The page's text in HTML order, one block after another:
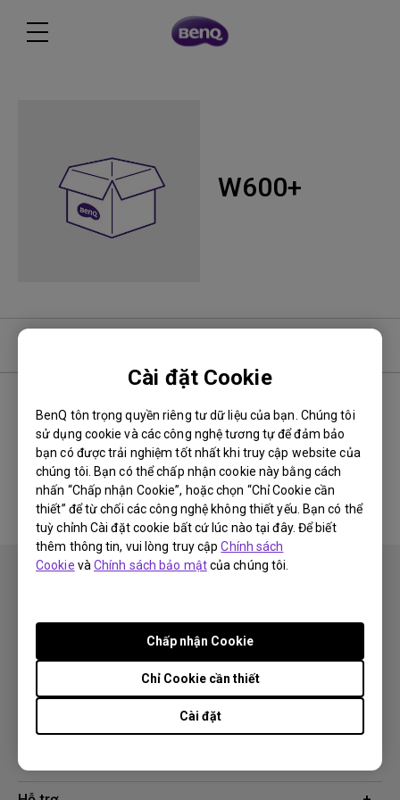
Cài đặt Cookie
BenQ tôn trọng quyền riêng tư dữ liệu của bạn. Chúng tôi
sử dụng cookie và các công nghệ tương tự để đảm bảo
bạn có được trải nghiệm tốt nhất khi truy cập website của
chúng tôi. Bạn có thể chấp nhận cookie này bằng cách
nhấn “Chấp nhận Cookie”, hoặc chọn “Chỉ Cookie cần
thiết” để từ chối các công nghệ không thiết yếu. Bạn có thể
tuỳ chỉnh Cài đặt cookie bất cứ lúc nào tại đây. Để biết
thêm thông tin, vui lòng truy cậpChính sách
Cookie vàChính sách bảo mậtcủa chúng tôi.
Cài đặt
Chỉ Cookie cần thiết
Chấp nhận Cookie
W600+
Không có phần mềm &amp; phần
mềm điều khiển liên quan
Giải pháp công nghệ
Chuyên gia BenQ AQCOLOR